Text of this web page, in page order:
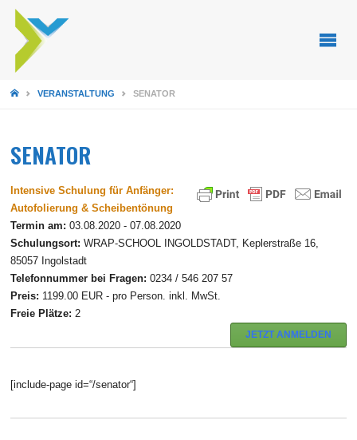
STARTSEITE
VERANSTALTUNG SENATOR
SENATOR
Intensive Schulung für Anfänger:
Autofolierung & Scheibentönung
Termin am: 03.08.2020 - 07.08.2020
Schulungsort: WRAP-SCHOOL INGOLDSTADT, Keplerstraße 16,
85057 Ingolstadt
Telefonnummer bei Fragen: 0234 / 546 207 57
Preis: 1199.00 EUR - pro Person. inkl. MwSt.
Freie Plätze: 2
JETZT ANMELDEN
[include-page id=“/senator“]